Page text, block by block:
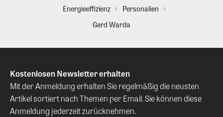
Energieeffizienz
Personalien
Gerd Warda
Kostenlosen Newsletter erhalten
Mit der Anmeldung erhalten Sie regelmäßig die neusten
Artikel sortiert nach Themen per Email. Sie können diese
Anmeldung jederzeit zurücknehmen.